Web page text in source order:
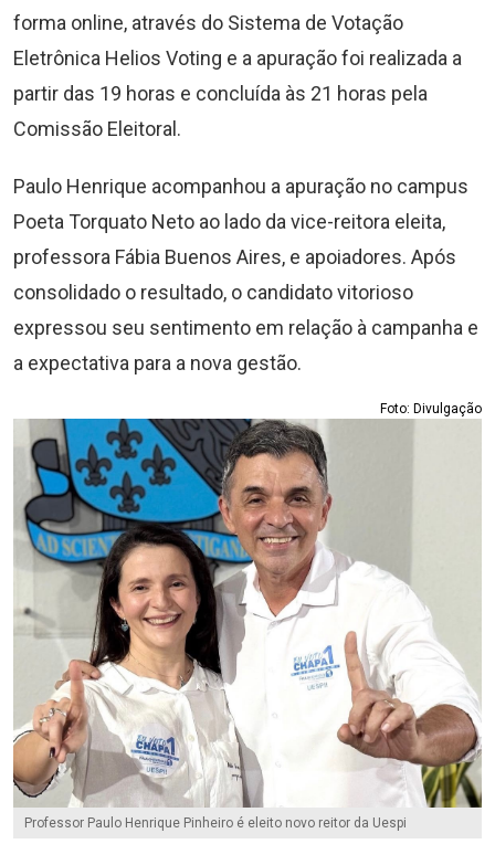
forma online, através do Sistema de Votação
Eletrônica Helios Voting e a apuração foi realizada a
partir das 19 horas e concluída às 21 horas pela
Comissão Eleitoral.
Paulo Henrique acompanhou a apuração no campus
Poeta Torquato Neto ao lado da vice-reitora eleita,
professora Fábia Buenos Aires, e apoiadores. Após
consolidado o resultado, o candidato vitorioso
expressou seu sentimento em relação à campanha e
a expectativa para a nova gestão.
Foto: Divulgação
Professor Paulo Henrique Pinheiro é eleito novo reitor da Uespi